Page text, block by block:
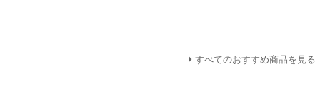
すべてのおすすめ商品を見る